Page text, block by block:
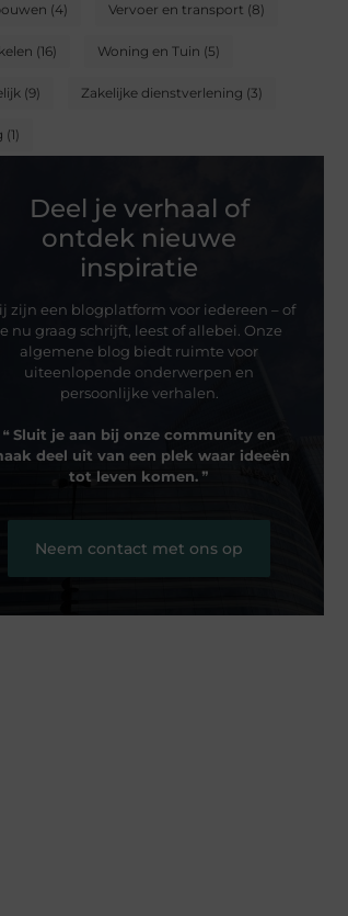
(4) Vervoer en transport (8)
(16) Woning en Tuin (5)
(9) Zakelijke dienstverlening (3)
(1)
Deel je verhaal of
ontdek nieuwe
inspiratie
zijn een blogplatform voor iedereen – of
nu graag schrijft, leest of allebei. Onze
algemene blog biedt ruimte voor
uiteenlopende onderwerpen en
persoonlijke verhalen.
❝ Sluit je aan bij onze community en
deel uit van een plek waar ideeën
tot leven komen. ❞
Neem contact met ons op